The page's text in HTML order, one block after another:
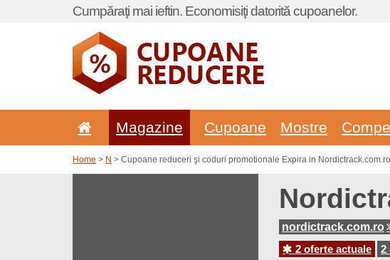
Cumpăraţi mai ieftin. Economisiţi datorită cupoanelor.
Magazine Cupoane Mostre
Home > N > Cupoane reduceri şi coduri promotionale Expira in Nordictrack.com.ro
nordictrack.com.ro
2 oferte actuale
2